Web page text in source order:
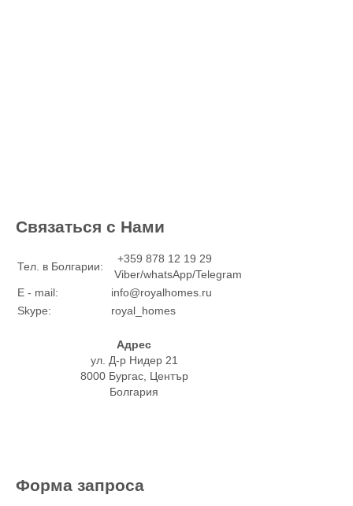
Связаться с Нами
Тел. в Болгарии:
+359 878 12 19 29
Viber/whatsApp/Telegram
E - mail:
info@royalhomes.ru
Skype:
royal_homes
Адрес
ул. Д-р Нидер 21
8000 Бургас, Център
Болгария
Форма запроса